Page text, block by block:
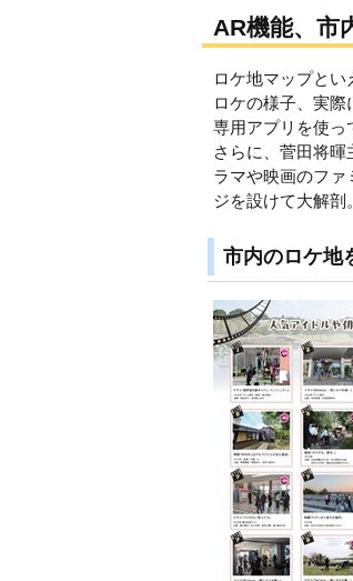
AR機能、市
ロケ地マップとい
ロケの様子、実際
専用アプリを使っ
さらに、菅田将
ラマや映画のフ
ジを設けて大解剖。
市内のロケ地